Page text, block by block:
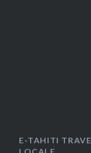
E-TAHITI
LOCALE